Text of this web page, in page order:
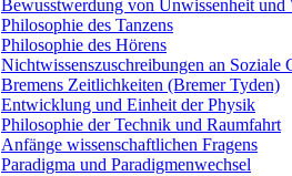
Bewusstwerdung von Unwissenheit und
Philosophie des Tanzens
Philosophie des Hörens
Nichtwissenszuschreibungen an Soziale
Bremens Zeitlichkeiten (Bremer Tyden)
Entwicklung und Einheit der Physik
Philosophie der Technik und Raumfahrt
Anfänge wissenschaftlichen Fragens
Paradigma und Paradigmenwechsel